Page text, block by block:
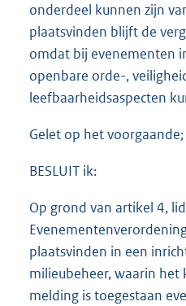
onderdeel kunnen zijn
plaatsvinden blijft de
omdat bij evenementen
openbare orde-,
leefbaarheidsaspecten
Gelet op het voorgaande;
BESLUIT ik:
Op grond van artikel 4,
plaatsvinden in een
milieubeheer, waarin
melding is toegestaan